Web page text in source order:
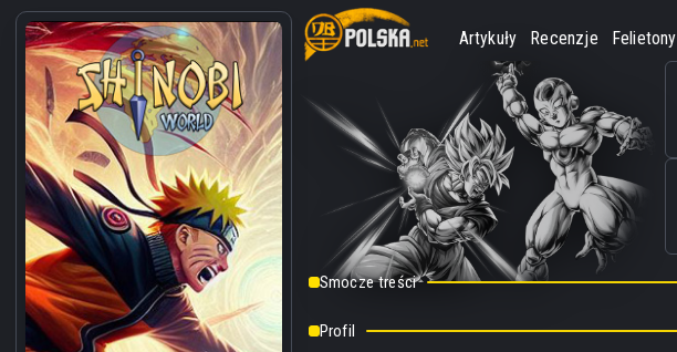
Artykuły Recenzje Felietony
Smocze treści
Profil